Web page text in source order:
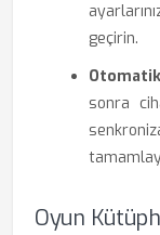
geçirin.
sonra
Oyun